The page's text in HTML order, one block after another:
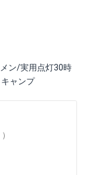
ン/実用点灯30時
ャンプ